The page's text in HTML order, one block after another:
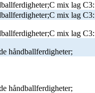
mix lag
mix lag
mix lag
håndballferdigheter;
håndballferdigheter;